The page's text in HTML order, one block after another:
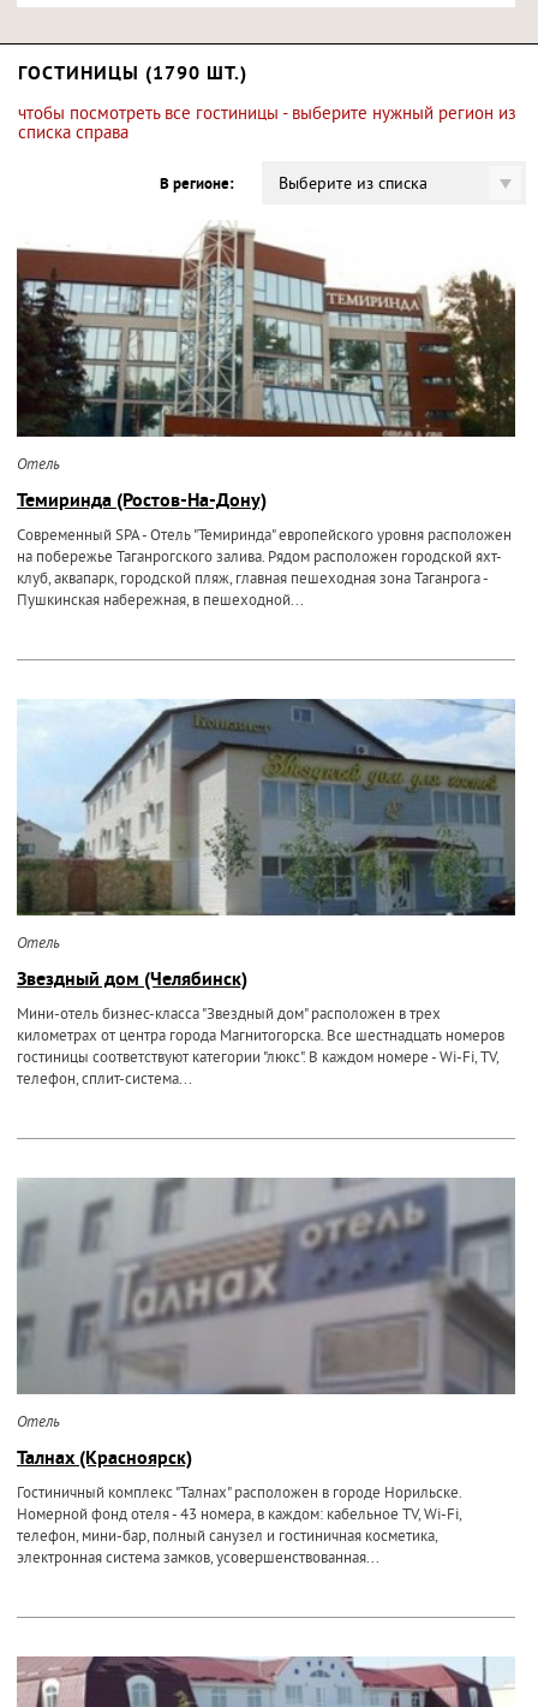
ГОСТИНИЦЫ (1790 ШТ.)
чтобы посмотреть все гостиницы - выберите нужный регион из
списка справа
В регионе: Выберите из списка
Отель
Темиринда (Ростов-На-Дону)
Современный SPA - Отель "Темиринда" европейского уровня расположен
на побережье Таганрогского залива. Рядом расположен городской яхт-
клуб, аквапарк, городской пляж, главная пешеходная зона Таганрога -
Пушкинская набережная, в пешеходной...
Отель
Звездный дом (Челябинск)
Мини-отель бизнес-класса "Звездный дом" расположен в трех
километрах от центра города Магнитогорска. Все шестнадцать номеров
гостиницы соответствуют категории "люкс". В каждом номере - Wi-Fi, TV,
телефон, сплит-система...
Отель
Талнах (Красноярск)
Гостиничный комплекс "Талнах" расположен в городе Норильске.
Номерной фонд отеля - 43 номера, в каждом: кабельное TV, Wi-Fi,
телефон, мини-бар, полный санузел и гостиничная косметика,
электронная система замков, усовершенствованная...